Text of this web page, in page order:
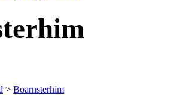
> Boarnsterhim